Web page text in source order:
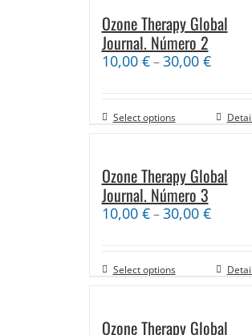
Ozone Therapy Global
Journal. Número 2
10,00 €–30,00 €
Select options
Ozone Therapy Global
Journal. Número 3
10,00 €–30,00 €
Select options
Ozone Therapy Global